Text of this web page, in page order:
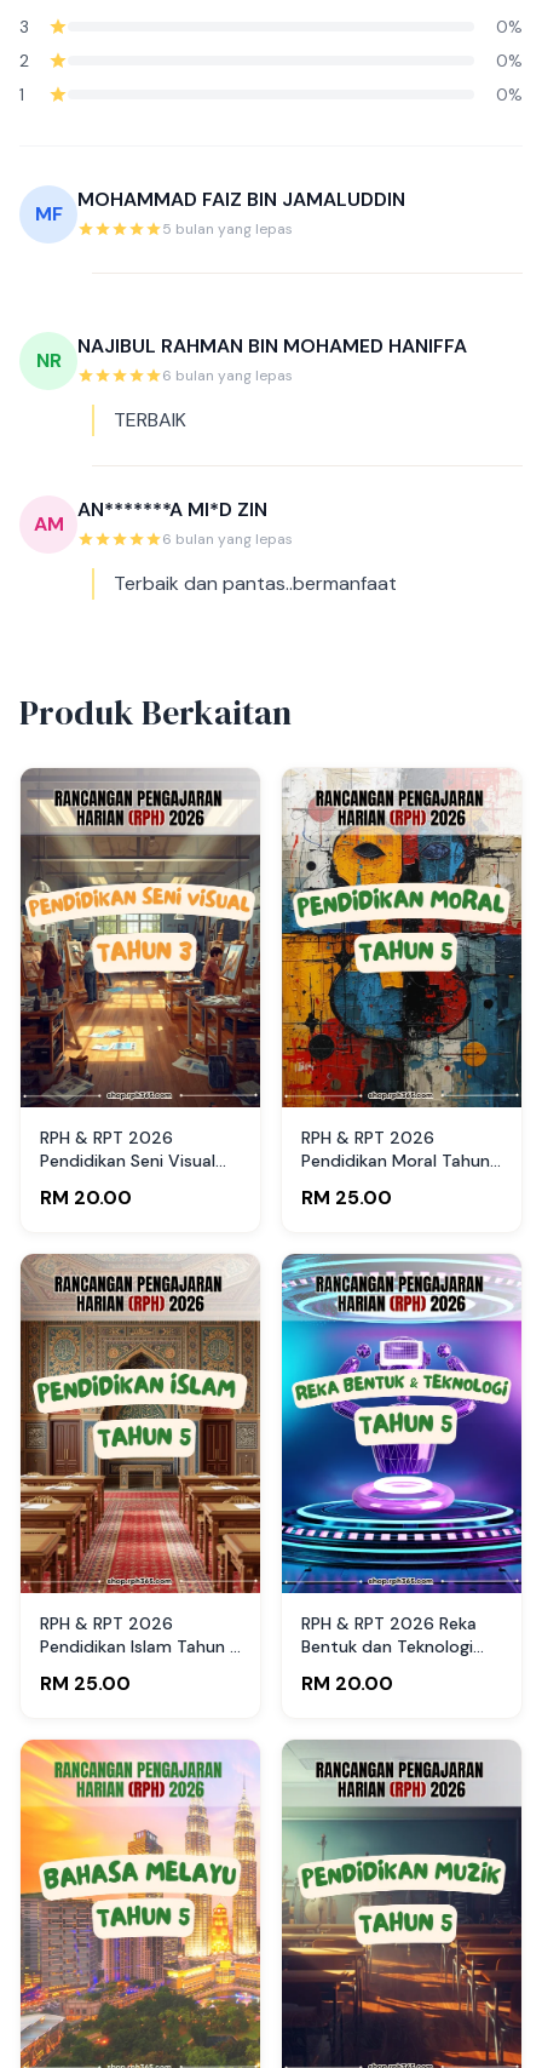
3
0%
2
0%
1
0%
MF
MOHAMMAD FAIZ BIN JAMALUDDIN
5 bulan yang lepas
NR
NAJIBUL RAHMAN BIN MOHAMED HANIFFA
6 bulan yang lepas
TERBAIK
AM
AN*******A MI*D ZIN
6 bulan yang lepas
Terbaik dan pantas..bermanfaat
Produk Berkaitan
RPH & RPT 2026
Pendidikan Seni Visual
RM 20.00
RPH & RPT 2026
Pendidikan Moral Tahun
RM 25.00
RPH & RPT 2026
Pendidikan Islam Tahun 5
RM 25.00
RPH & RPT 2026 Reka
Bentuk dan Teknologi
RM 20.00